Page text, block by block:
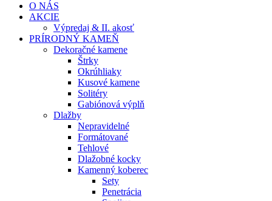
O NÁS
AKCIE
Výpredaj & II. akosť
PRÍRODNÝ KAMEŇ
Dekoračné kamene
Štrky
Okrúhliaky
Kusové kamene
Solitéry
Gabiónová výplň
Dlažby
Nepravidelné
Formátované
Tehlové
Dlažobné kocky
Kamenný koberec
Sety
Penetrácia